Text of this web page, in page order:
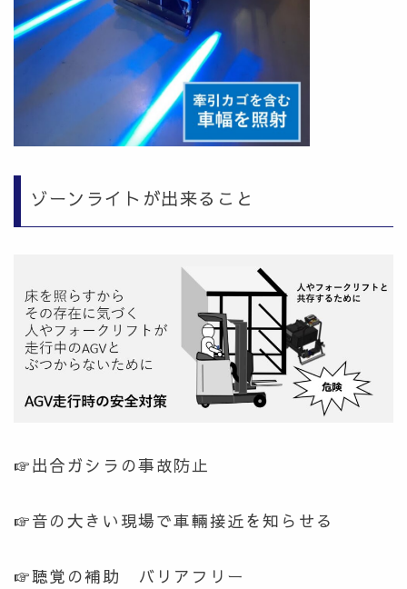
ゾーンライトが出来ること
☞出合ガシラの事故防止
☞音の大きい現場で車輛接近を知らせる
☞聴覚の補助 バリアフリー